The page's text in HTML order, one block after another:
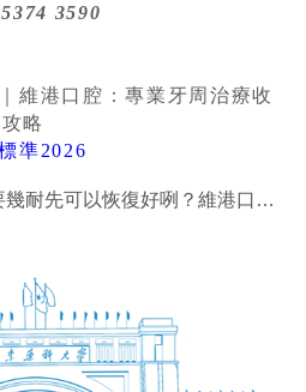
3590
維港口腔：專業牙周治療收
略
準2026
可以恢復好咧？維港口腔醫牙周病幾錢？